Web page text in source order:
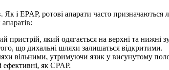
і EPAP, ротові апарати часто призначаються
пристрій, який одягається на верхні та
що дихальні шляхи залишаться відкритими.
вільними, утримуючи язик у висунутому
як CPAP.